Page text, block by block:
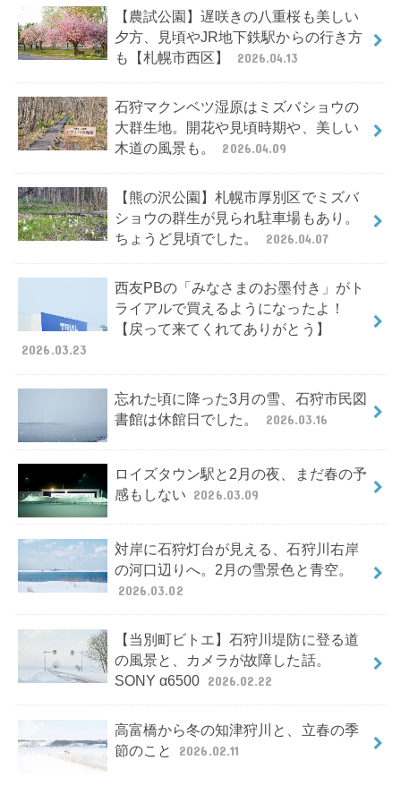
【農試公園】遅咲きの八重桜も美しい
夕方、見頃やJR地下鉄駅からの行き方
も【札幌市西区】
2026.04.13
石狩マクンベツ湿原はミズバショウの
大群生地。開花や見頃時期や、美しい
木道の風景も。
2026.04.09
【熊の沢公園】札幌市厚別区でミズバ
ショウの群生が見られ駐車場もあり。
ちょうど見頃でした。
2026.04.07
西友PBの「みなさまのお墨付き」がト
ライアルで買えるようになったよ！
【戻って来てくれてありがとう】
2026.03.23
忘れた頃に降った3月の雪、石狩市民図
書館は休館日でした。
2026.03.16
ロイズタウン駅と2月の夜、まだ春の予
感もしない 2026.03.09
対岸に石狩灯台が見える、石狩川右岸
の河口辺りへ。2月の雪景色と青空。
2026.03.02
【当別町ビトエ】石狩川堤防に登る道
の風景と、カメラが故障した話。
SONY α6500 2026.02.22
高富橋から冬の知津狩川と、立春の季
節のこと
2026.02.11